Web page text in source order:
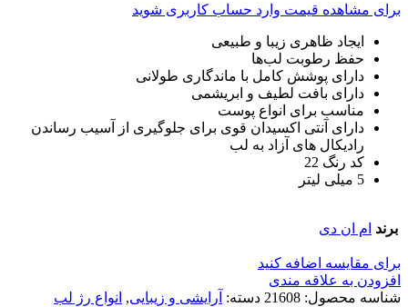
برای مشاهده قیمت وارد حساب کاربری شوید
ایجاد ظاهری زیبا و طبیعی
حفظ رطوبت لب‌ها
دارای پوشش کامل با ماندگاری طولانی
دارای بافت لطیف و ابریشمی
مناسب برای انواع پوست
دارای آنتی اکسیدان قوی برای جلوگیری از آسیب رساندن
رادیکال های آزاد به لب
کد رنگ 22
5 میلی لیتر
برند ام ان دی
برای مقایسه اضافه کنید
افزودن به علاقه مندی
شناسه محصول: 21608 دسته: آرایشی و زیبایی, انواع رژ لب